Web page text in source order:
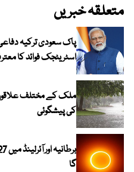
متعلقہ خبریں
پاک سعودی ترکیہ
اسٹریٹجک فوائد کا
ملک کے مختلف
کی پیشگوئی
گا